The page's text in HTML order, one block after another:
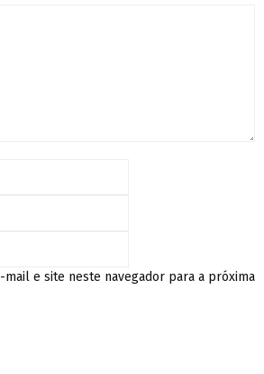
mail e site neste navegador para a próxima